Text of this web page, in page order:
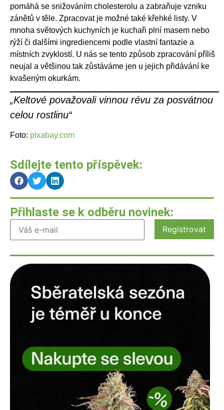
pomáhá se snižováním cholesterolu a zabraňuje vzniku
zánětů v těle. Zpracovat je možné také křehké listy. V
mnoha světových kuchyních je kuchaři plní masem nebo
rýží či dalšími ingrediencemi podle vlastní fantazie a
místních zvyklostí. U nás se tento způsob zpracování příliš
neujal a většinou tak zůstáváme jen u jejich přidávání ke
kvašeným okurkám.
„Keltové považovali vinnou révu za posvátnou
celou rostlinu“
Foto: pixabay.com
Sdílejte tento příspěvek:
Přihlaste se k odběru novinek: